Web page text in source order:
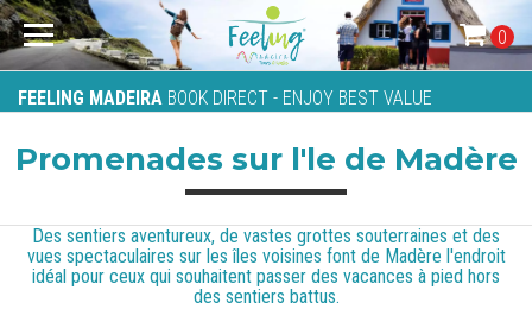
FEELING MADEIRA BOOK DIRECT - ENJOY BEST VALUE
0
Promenades sur l'le de Madère
Des sentiers aventureux, de vastes grottes souterraines et des
vues spectaculaires sur les îles voisines font de Madère l'endroit
idéal pour ceux qui souhaitent passer des vacances à pied hors
des sentiers battus.